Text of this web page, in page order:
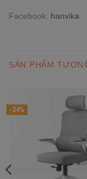
Facebook: hanvika
SẢN PHẨM
-24%